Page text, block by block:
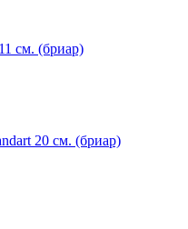
см. (бриар)
20 см. (бриар)